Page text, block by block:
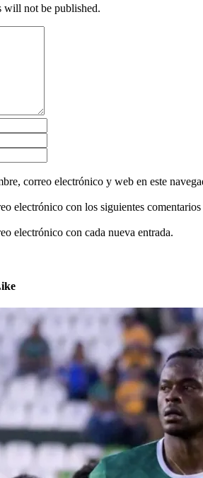
will not be published.
correo electrónico y web en este
electrónico con los siguientes comentarios
electrónico con cada nueva entrada.